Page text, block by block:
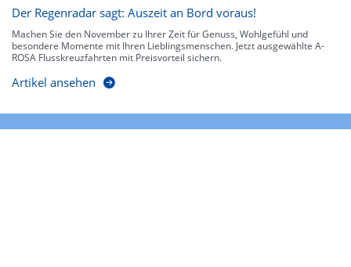
Der Regenradar sagt: Auszeit an Bord voraus!
Machen Sie den November zu Ihrer Zeit für Genuss, Wohlgefühl und
besondere Momente mit Ihren Lieblingsmenschen. Jetzt ausgewählte A-
ROSA Flusskreuzfahrten mit Preisvorteil sichern.
Artikel ansehen